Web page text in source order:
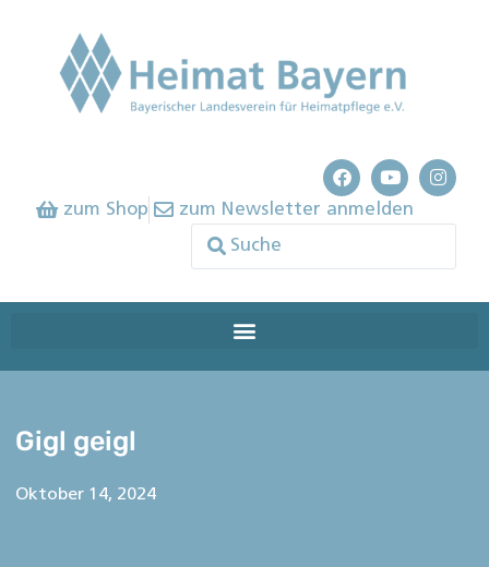
zum Shop zum Newsletter anmelden
Gigl geigl
Oktober 14, 2024